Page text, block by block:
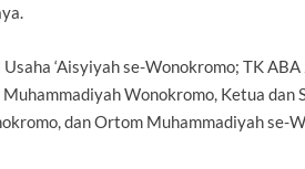
‘Aisyiyah se-Wonokromo; TK ABA
Wonokromo, Ketua dan
dan Ortom Muhammadiyah se-